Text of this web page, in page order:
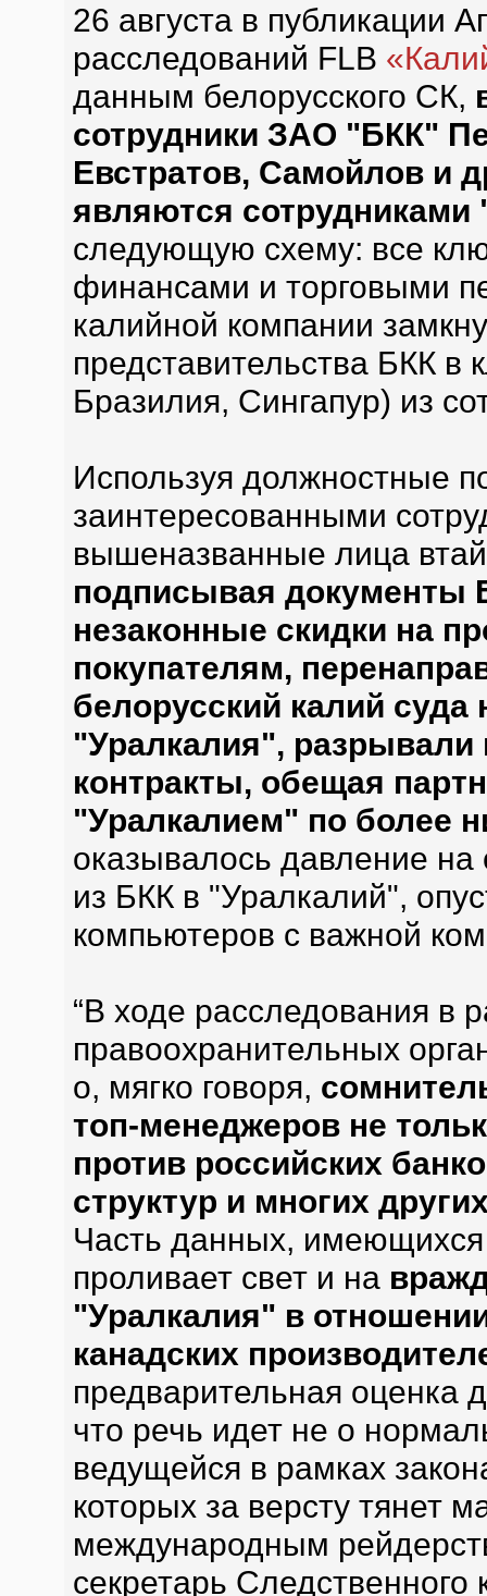
26 августа в публикации
расследований FLB
данным белорусского СК,
сотрудники ЗАО "БКК"
Евстратов, Самойлов и
являются сотрудниками
следующую схему: все
финансами и торговыми
калийной компании
представительства БКК в
Бразилия, Сингапур) из
Используя должностные
заинтересованными
вышеназванные лица
подписывая документы
незаконные скидки на
покупателям,
белорусский калий суда
"Уралкалия",
контракты, обещая
"Уралкалием" по более
оказывалось давление
из БКК в "Уралкалий",
компьютеров с важной
“В ходе расследования в
правоохранительных
о, мягко говоря,
топ-менеджеров не
против российских
структур и многих
Часть данных,
проливает свет и на
"Уралкалия" в
канадских
предварительная оценка
что речь идет не о
ведущейся в рамках
которых за версту
международным
секретарь